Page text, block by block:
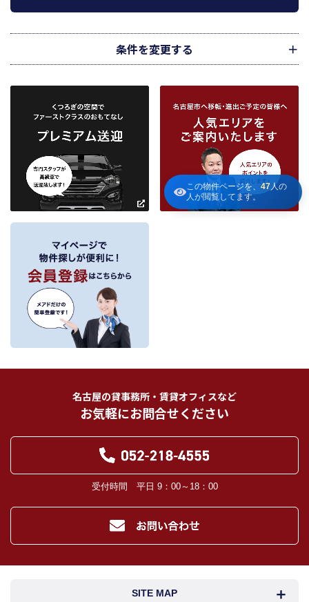
この物件ページを、 47人の
人が閲覧してます。
介の依頼者に提供することがあります。
下記３記載の第三者に提供します。
物件の申込者様・購入者様管理もしくは媒介の委託を受けた不動産の所有者そ
の他権利者様から受領した申込書、契約書等に記載された個人情報、その他適
正な手段で入手した個人情報を有しています。
お客様との契約の履行、賃貸取引にあっては契約管理、売買取引にあっては契
約後の管理・アフターサービス実施のため利用します。
当社は、当社の他の不動産物件におけるサービスの紹介並びにお客様にとって
有用と思われる当社提携先の商品・サービス等を紹介するためのダイレクトメ
ールの発送等のために、お宮様の個人情報のうち住所、氏名、電話番号、メー
ルアドレスの情報を利用させていただきます。このための利用は、お客様から
の申し出により取り止めます。
３．個人情報の第三者への提供
当社が保有する個人情報は、お客様との契約の履行、賃貸取引にあっては契約管
理、売買取引にあっては契約後の管理・アフターサービスの実施のため、業務の
内容に応じて、氏名、住所、電話番号、生年月日、不動産物件情報、成約情報
を、書面、郵便物、電話、インターネット、電子メール、広告媒体等で次の 1.～
11.記載の第三者に提供されます。なお、お客様からの申出がありましたら、提供
は停止いたします。
お客様から委託を受けた事項についての契約の相手方となる者、その見込者。
他の宅地建物取引業者。
取引業者に義務付けられます。）
登記に関する司法書士、土地家屋調査士。
対象不動産について管理の必要がある場合における管理業者。
当社の管理が生じる場合は、管理委託契約の重要事項説明書に定める業務委託
先及び管理費引き落としの際の振込先金融機関、管理組合役員。
入居者様が賃料を滞納した場合の滞納取立者。
当社のデータベース等に対する必要な安全管理措置を実施いたします。
当社が保有する個人データの扱いの全部又は一部について外部委託をするとき
条件を変更する
市区町村 地図
から検索
フリーワード検索
名古屋の貸事務所・賃貸オフィスなど
お気軽にお問合せください
受付時間 平日 9：00～18：00
SITE MAP